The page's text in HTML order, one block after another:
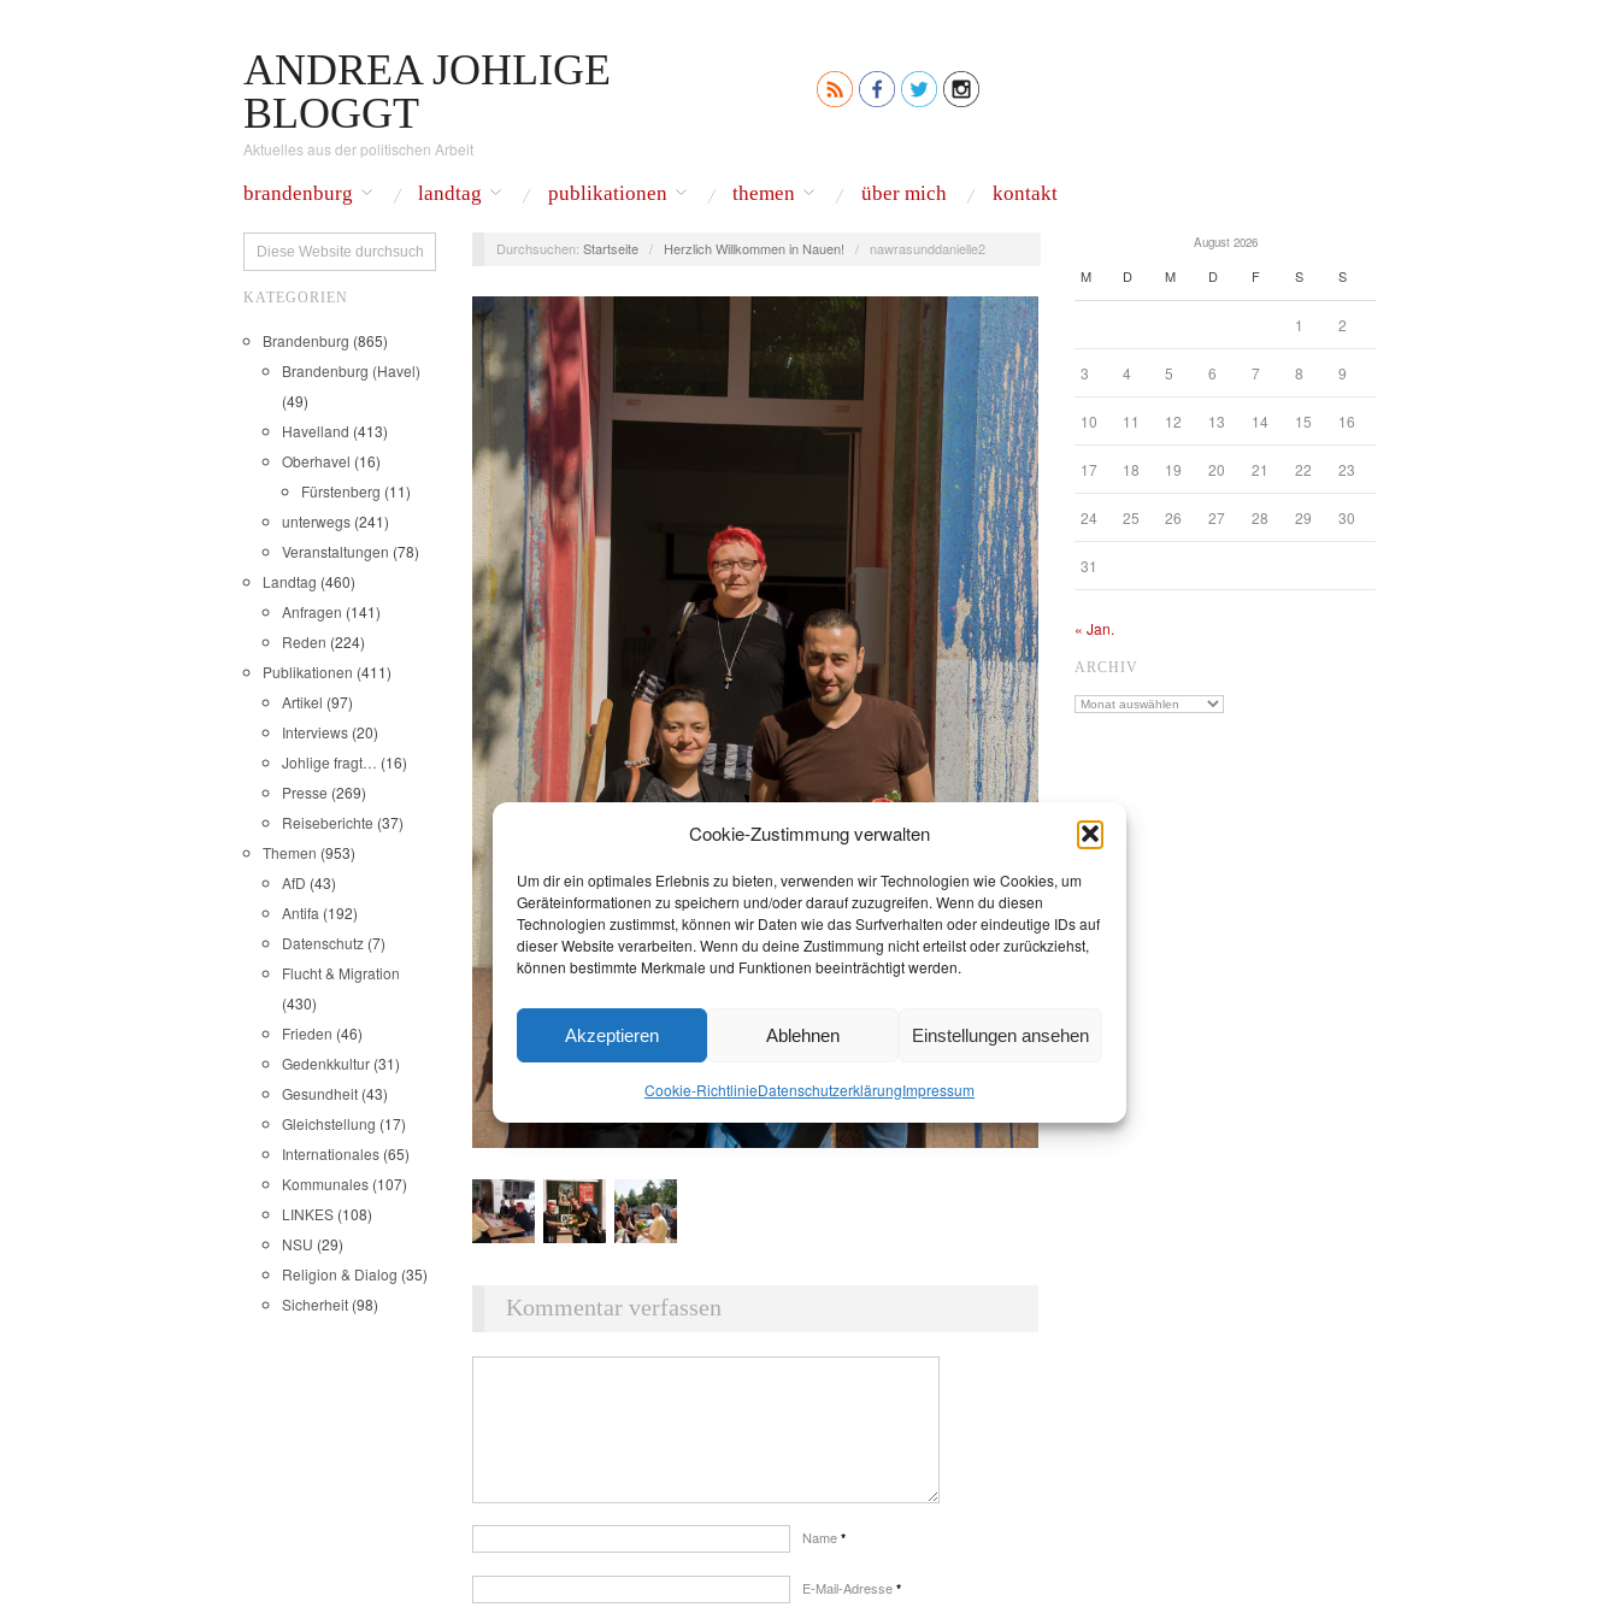
Cookie-Zustimmung verwalten
Um dir ein optimales Erlebnis zu bieten, verwenden wir Technologien wie Cookies, um
Geräteinformationen zu speichern und/oder darauf zuzugreifen. Wenn du diesen
Technologien zustimmst, können wir Daten wie das Surfverhalten oder eindeutige IDs auf
dieser Website verarbeiten. Wenn du deine Zustimmung nicht erteilst oder zurückziehst,
können bestimmte Merkmale und Funktionen beeinträchtigt werden.
Akzeptieren Ablehnen Einstellungen ansehen
Cookie-RichtlinieDatenschutz­erklärungImpressum
ANDREA JOHLIGE
BLOGGT
Aktuelles aus der politischen Arbeit
brandenburg landtag publikationen themen über mich kontakt
KATEGORIEN
Brandenburg (865)
Brandenburg (Havel)
(49)
Havelland (413)
Oberhavel (16)
Fürstenberg (11)
unterwegs (241)
Veranstaltungen (78)
Landtag (460)
Anfragen (141)
Reden (224)
Publikationen (411)
Artikel (97)
Interviews (20)
Johlige fragt… (16)
Presse (269)
Reiseberichte (37)
Themen (953)
AfD (43)
Antifa (192)
Datenschutz (7)
Flucht & Migration
(430)
Frieden (46)
Gedenkkultur (31)
Gesundheit (43)
Gleichstellung (17)
Internationales (65)
Kommunales (107)
LINKES (108)
NSU (29)
Religion & Dialog (35)
Sicherheit (98)
Durchsuchen: Startseite / Herzlich Willkommen in Nauen! / nawrasunddanielle2
Kommentar verfassen
Name *
E-Mail-Adresse *
August 2026
M D M D F S S
1 2
3 4 5 6 7 8 9
10 11 12 13 14 15 16
17 18 19 20 21 22 23
24 25 26 27 28 29 30
31
« Jan.
ARCHIV
Archiv